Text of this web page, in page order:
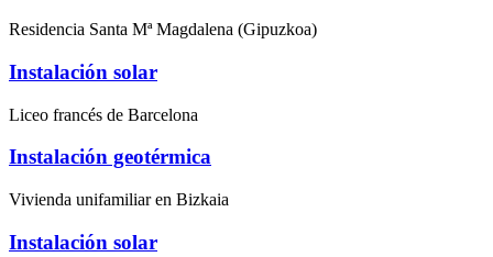
Residencia Santa Mª Magdalena (Gipuzkoa)
Instalación solar
Liceo francés de Barcelona
Instalación geotérmica
Vivienda unifamiliar en Bizkaia
Instalación solar